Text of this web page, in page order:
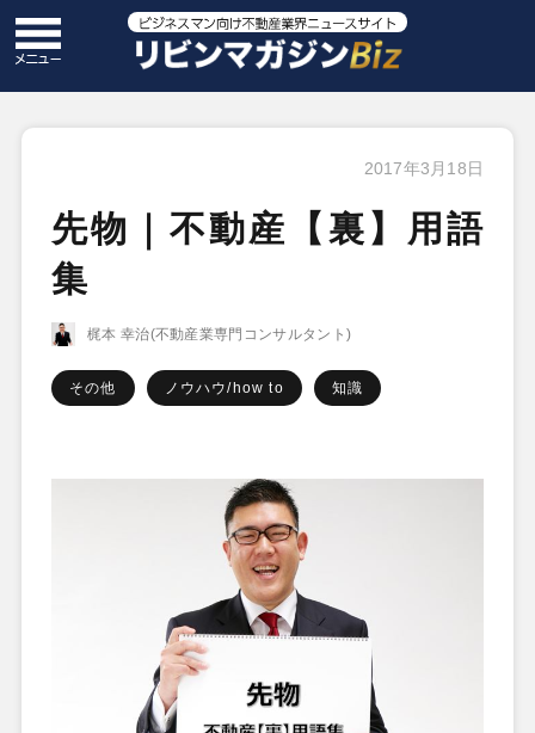
2017年3月18日
先物｜不動産【裏】用語
集
梶本 幸治(不動産業専門コンサルタント)
その他 ノウハウ/how to 知識